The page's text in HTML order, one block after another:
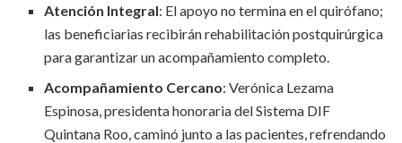
Atención Integral: El apoyo no termina en el quirófano;
las beneficiarias recibirán rehabilitación postquirúrgica
para garantizar un acompañamiento completo.
Acompañamiento Cercano: Verónica Lezama
Espinosa, presidenta honoraria del Sistema DIF
Quintana Roo, caminó junto a las pacientes, refrendando